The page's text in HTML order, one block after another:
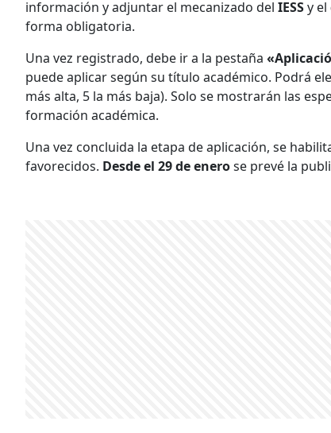
información y adjuntar el mecanizado del IESSy el
forma obligatoria.
Una vez registrado, debe ir a la pestaña
puede aplicar según su título académico. Podrá
más alta, 5 la más baja). Solo se mostrarán las
formación académica.
Una vez concluida la etapa de aplicación, se
favorecidos. Desde el 29 de enerose prevé la